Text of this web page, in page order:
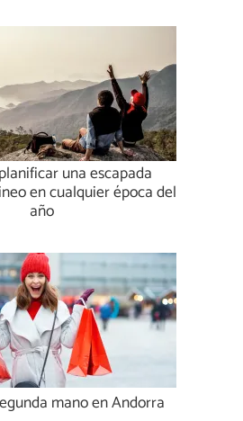
una escapada
en cualquier época del
año
mano en Andorra